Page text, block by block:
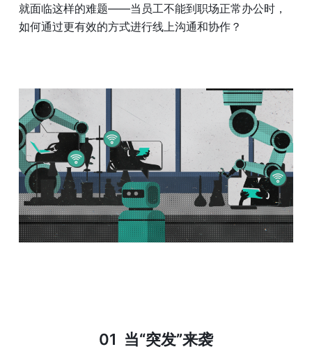
就面临这样的难题——当员工不能到职场正常办公时，
如何通过更有效的方式进行线上沟通和协作？
01 当“突发”来袭